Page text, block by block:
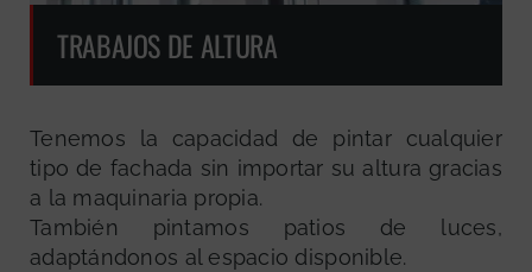
TRABAJOS DE ALTURA
Tenemos la capacidad de pintar cualquier
tipo de fachada sin importar su altura gracias
a la maquinaria propia.
También pintamos patios de luces,
adaptándonos al espacio disponible.